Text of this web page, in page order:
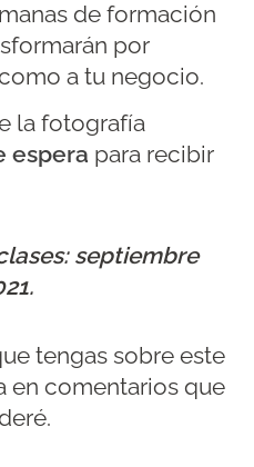
de formación
por
a tu negocio.
la fotografía
espera para recibir
septiembre
tengas sobre este
en comentarios que